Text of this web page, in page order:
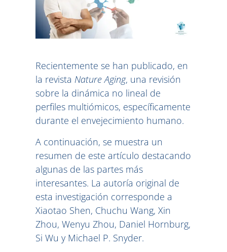
Recientemente se han publicado, en
la revista Nature Aging, una revisión
sobre la dinámica no lineal de
perfiles multiómicos, específicamente
durante el envejecimiento humano.
A continuación, se muestra un
resumen de este artículo destacando
algunas de las partes más
interesantes. La autoría original de
esta investigación corresponde a
Xiaotao Shen, Chuchu Wang, Xin
Zhou, Wenyu Zhou, Daniel Hornburg,
Si Wu y Michael P. Snyder.